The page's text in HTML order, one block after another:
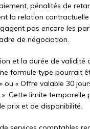
pénalités de
la relation
pas encore les
de négociation.
et la durée de validité
formule type pourrait
ou « Offre valable 30
». Cette limite temporelle
prix et de disponibilité.